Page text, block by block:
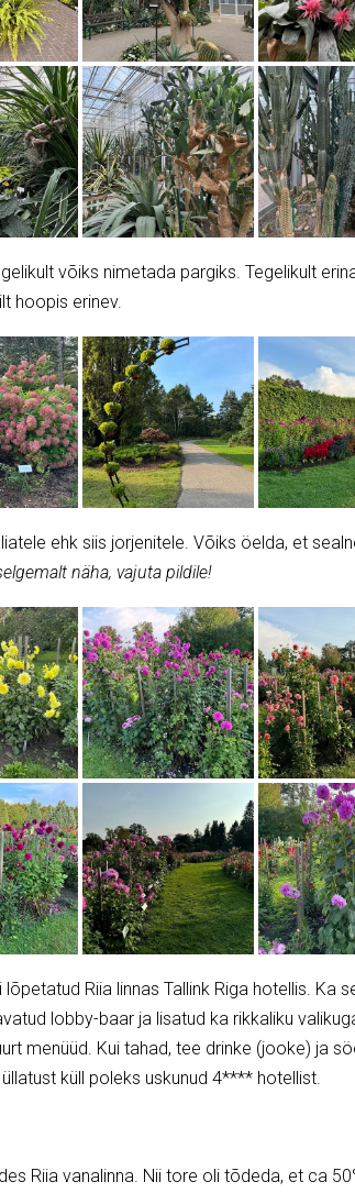
võiks nimetada pargiks. Tegelikult
hoopis erinev.
ehk siis jorjenitele. Võiks öelda, et
näha, vajuta pildile!
Riia linnas Tallink Riga hotellis. Ka
lobby-baar ja lisatud ka rikkaliku
menüüd. Kui tahad, tee drinke (jooke) ja
küll poleks uskunud 4**** hotellist.
Riia vanalinna. Nii tore oli tõdeda, et ca